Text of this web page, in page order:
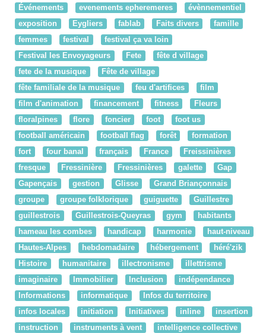
Événements evenements epheremeres
évènnementiel
exposition
Eygliers fablab Faits divers
famille
femmes
festival
festival ça va loin
Festival les Envoyageurs
Fete
fête d village
fete de la musique
Fête de village
fête familiale de la musique
feu d'artifices
film
film d'animation
financement fitness
Fleurs
floralpines
flore foncier foot
foot us
football américain
football flag forêt
formation
fort
four banal français France
Freissinières
fresque
Fressinière Fressinières galette
Gap
Gapençais
gestion Glisse
Grand Briançonnais
groupe
groupe folklorique guiguette
Guillestre
guillestrois
Guillestrois-Queyras gym
habitants
hameau les combes
handicap harmonie
haut-niveau
Hautes-Alpes
hebdomadaire hébergement
héré'zik
Histoire
humanitaire illectronisme
illettrisme
imaginaire
Immobilier Inclusion
indépendance
Informations
informatique
Infos du territoire
infos locales
initiation Initiatives inline
insertion
instruction
instruments à vent
intelligence collective